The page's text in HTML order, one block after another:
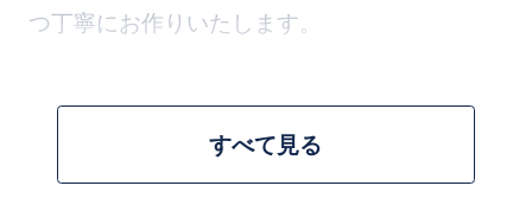
すべて見る
つ丁寧にお作りいたします。
※ご希望がございましたら「ご要望など」欄に
ご入力をお願いいたします。